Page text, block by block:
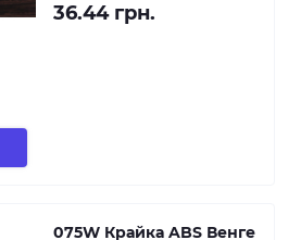
36.44 грн.
075W Крайка ABS Венге